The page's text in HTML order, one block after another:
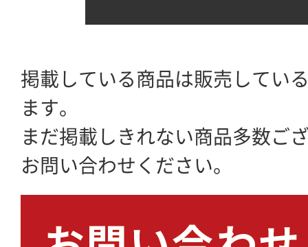
掲載している商品は販売してい
ます。
まだ掲載しきれない商品多数ご
お問い合わせください。